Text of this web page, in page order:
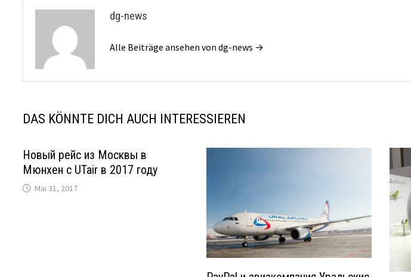
dg-news
Alle Beiträge ansehen von dg-news →
DAS KÖNNTE DICH AUCH INTERESSIEREN
Новый рейс из Москвы в
Мюнхен с UTair в 2017 году
Mai 31, 2017